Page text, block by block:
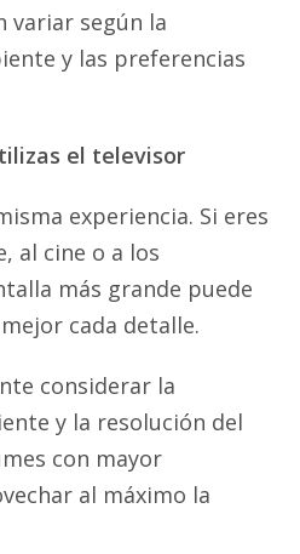
variar según la
y las preferencias
el televisor
experiencia. Si eres
al cine o a los
más grande puede
cada detalle.
considerar la
y la resolución del
con mayor
al máximo la